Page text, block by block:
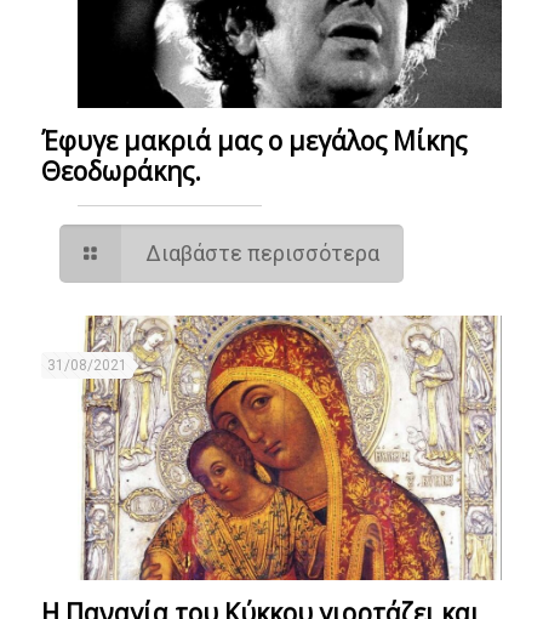
Έφυγε μακριά μας ο μεγάλος Μίκης
Θεοδωράκης.
Διαβάστε περισσότερα
31/08/2021